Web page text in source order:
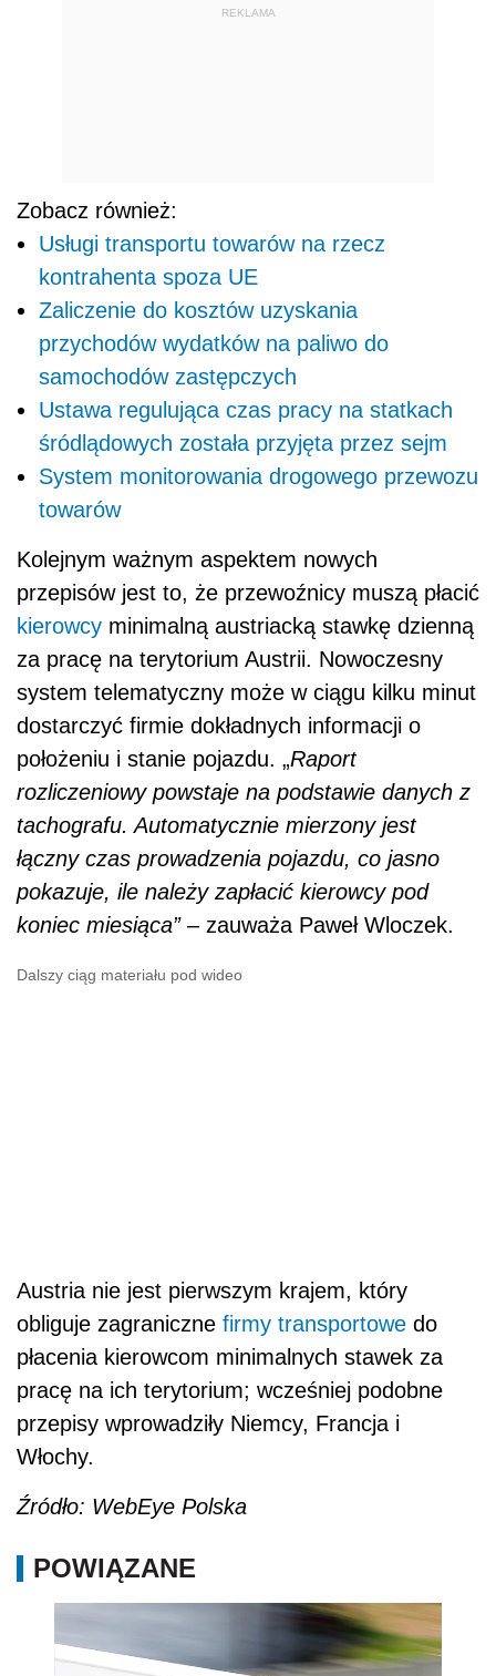
REKLAMA
Zobacz również:
Usługi transportu towarów na rzecz
kontrahenta spoza UE
Zaliczenie do kosztów uzyskania
przychodów wydatków na paliwo do
samochodów zastępczych
Ustawa regulująca czas pracy na statkach
śródlądowych została przyjęta przez sejm
System monitorowania drogowego przewozu
towarów
Kolejnym ważnym aspektem nowych
przepisów jest to, że przewoźnicy muszą płacić
kierowcy minimalną austriacką stawkę dzienną
za pracę na terytorium Austrii. Nowoczesny
system telematyczny może w ciągu kilku minut
dostarczyć firmie dokładnych informacji o
położeniu i stanie pojazdu. „Raport
rozliczeniowy powstaje na podstawie danych z
tachografu. Automatycznie mierzony jest
łączny czas prowadzenia pojazdu, co jasno
pokazuje, ile należy zapłacić kierowcy pod
koniec miesiąca”– zauważa Paweł Wloczek.
Dalszy ciąg materiału pod wideo
Austria nie jest pierwszym krajem, który
obliguje zagraniczne firmy transportowe do
płacenia kierowcom minimalnych stawek za
pracę na ich terytorium; wcześniej podobne
przepisy wprowadziły Niemcy, Francja i
Włochy.
Źródło: WebEye Polska
POWIĄZANE